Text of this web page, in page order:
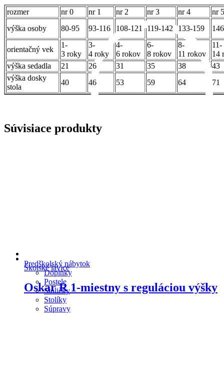
Predškolský nábytok
Doplnky
Postele
Stoličky
Stolíky
Súpravy
rozmer nr 0 nr 1 nr 2 nr 3 nr 4
nr 5
výška osoby
80-95 93-116 108-121 119-142 133-159
orientačný vek
1-
3 roky
3-
4 roky
4-
6 rokov
6-
8 rokov
8-
11 rokov
11-
14
výška sedadla
21 26 31 35 38
43
výška dosky
stola
40 46 53 59 64 71
Súvisiace produkty
Školské lavice
Oskar R 1-miestny s reguláciou výšky